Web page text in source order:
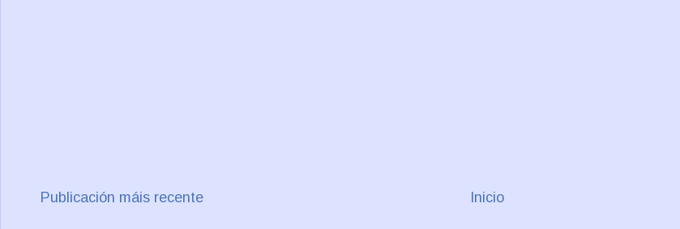
Publicación máis recente Inicio